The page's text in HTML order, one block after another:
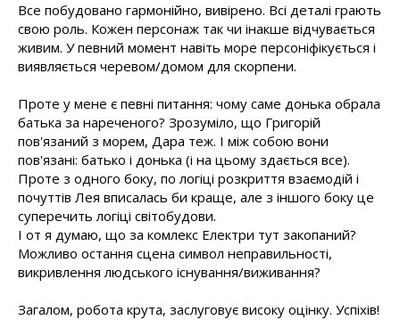
Все побудовано гармонійно, вивірено. Всі деталі грають
свою роль. Кожен персонаж так чи інакше відчувається
живим. У певний момент навіть море персоніфікується і
виявляється черевом/домом для скорпени.
Проте у мене є певні питання: чому саме донька обрала
батька за нареченого? Зрозуміло, що Григорій
пов'язаний з морем, Дара теж. І між собою вони
пов'язані: батько і донька (і на цьому здається все).
Проте з одного боку, по логіці розкриття взаємодій і
почуттів Лея вписалась би краще, але з іншого боку це
суперечить логіці світобудови.
І от я думаю, що за комлекс Електри тут закопаний?
Можливо остання сцена символ неправильності,
викривлення людського існування/виживання?
Загалом, робота крута, заслуговує високу оцінку. Успіхів!